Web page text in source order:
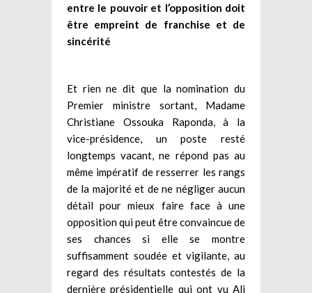
entre le pouvoir et l’opposition doit
être empreint de franchise et de
sincérité
Et rien ne dit que la nomination du
Premier ministre sortant, Madame
Christiane Ossouka Raponda, à la
vice-présidence, un poste resté
longtemps vacant, ne répond pas au
même impératif de resserrer les rangs
de la majorité et de ne négliger aucun
détail pour mieux faire face à une
opposition qui peut être convaincue de
ses chances si elle se montre
suffisamment soudée et vigilante, au
regard des résultats contestés de la
dernière présidentielle qui ont vu Ali